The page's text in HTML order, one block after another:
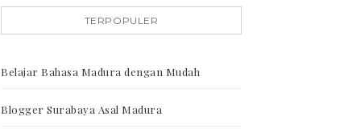
TERPOPULER
Belajar Bahasa Madura dengan Mudah
Blogger Surabaya Asal Madura